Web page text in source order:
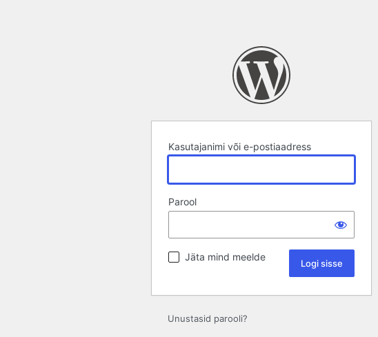
Kasutajanimi või e-postiaadress
Parool
Jäta mind meelde
Unustasid parooli?